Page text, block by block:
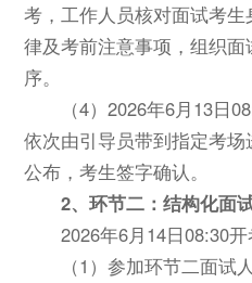
考，工作人员核对面试考
律及考前注意事项，组织
序。
（4）2026年6月13日
依次由引导员带到指定考
公布，考生签字确认。
2、 环节二：结构化面
2026年6月14日08:30
（1）参加环节二面试